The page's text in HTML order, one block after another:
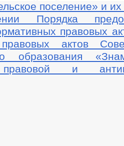
поселение» и их
Порядка
правовых
актов
образования
и